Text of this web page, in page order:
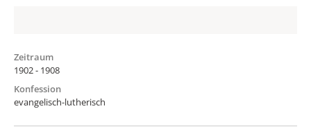
Zeitraum
1902 - 1908
Konfession
evangelisch-lutherisch